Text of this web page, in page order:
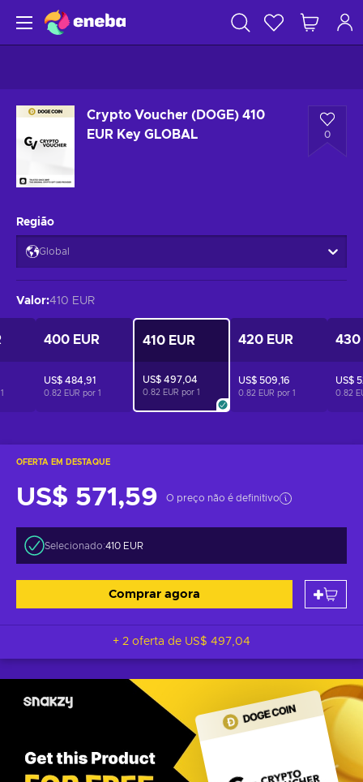
Crypto Voucher (DOGE) 410
EUR Key GLOBAL
0
OFERTA EM DESTAQUE
US$ 571,59 O preço não é definitivo
Selecionado:410 EUR
Comprar agora
+ 2 oferta de US$ 497,04
Região
Global
Valor:410 EUR
1
400 EUR
US$ 484,91
0.82 EUR por 1
410 EUR
US$ 497,04
0.82 EUR por 1
420 EUR
US$ 509,16
0.82 EUR por 1
430
US$
0.82